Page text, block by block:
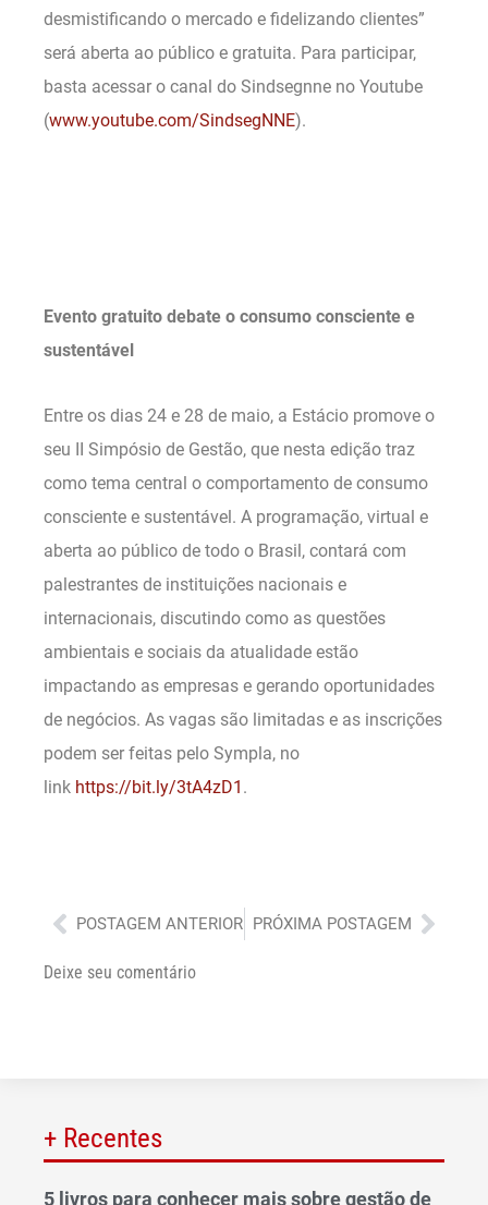
desmistificando o mercado e fidelizando clientes”
será aberta ao público e gratuita. Para participar,
basta acessar o canal do Sindsegnne no Youtube
(www.youtube.com/SindsegNNE).
Evento gratuito debate o consumo consciente e
sustentável
Entre os dias 24 e 28 de maio, a Estácio promove o
seu II Simpósio de Gestão, que nesta edição traz
como tema central o comportamento de consumo
consciente e sustentável. A programação, virtual e
aberta ao público de todo o Brasil, contará com
palestrantes de instituições nacionais e
internacionais, discutindo como as questões
ambientais e sociais da atualidade estão
impactando as empresas e gerando oportunidades
de negócios. As vagas são limitadas e as inscrições
podem ser feitas pelo Sympla, no
link https://bit.ly/3tA4zD1 .
Anterior
POSTAGEM ANTERIOR PRÓXIMA POSTAGEM
Deixe seu comentário
+ Recentes
5 livros para conhecer mais sobre gestão de